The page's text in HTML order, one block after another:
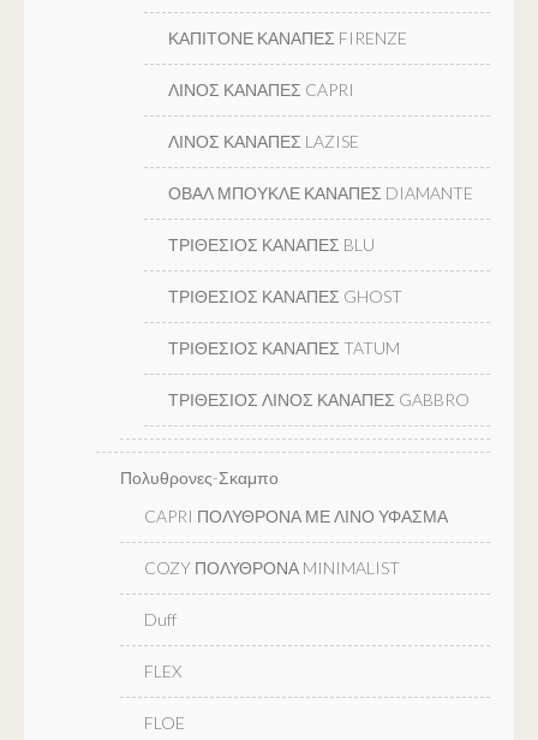
ΚΑΠΙΤΟΝΕ ΚΑΝΑΠΕΣ FIRENZE
ΛΙΝΟΣ ΚΑΝΑΠΕΣ CAPRI
ΛΙΝΟΣ ΚΑΝΑΠΕΣ LAZISE
ΟΒΑΛ ΜΠΟΥΚΛΕ ΚΑΝΑΠΕΣ DIAMANTE
ΤΡΙΘΕΣΙΟΣ ΚΑΝΑΠΕΣ BLU
ΤΡΙΘΕΣΙΟΣ ΚΑΝΑΠΕΣ GHOST
ΤΡΙΘΕΣΙΟΣ ΚΑΝΑΠΕΣ TATUM
ΤΡΙΘΕΣΙΟΣ ΛΙΝΟΣ ΚΑΝΑΠΕΣ GABBRO
Πολυθρονες-Σκαμπο
CAPRI ΠΟΛΥΘΡΟΝΑ ΜΕ ΛΙΝΟ ΥΦΑΣΜΑ
COZY ΠΟΛΥΘΡΟΝΑ MINIMALIST
Duff
FLEX
FLOE